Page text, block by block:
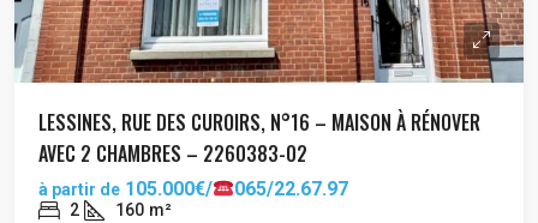
LESSINES, RUE DES CUROIRS, N°16 – MAISON À RÉNOVER
AVEC 2 CHAMBRES – 2260383-02
à partir de 105.000€/ 065/22.67.97
2 160 m²